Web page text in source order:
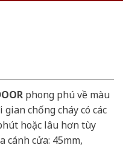
phong phú về màu
chống cháy có các
hoặc lâu hơn tùy
cánh cửa: 45mm,